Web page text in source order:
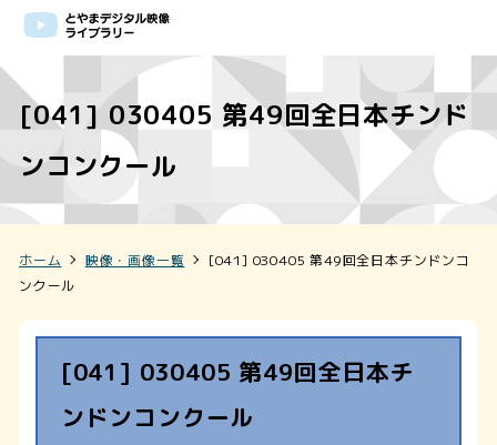
[041] 030405 第49回全日本チンド
ンコンクール
ホーム 映像・画像一覧
[041] 030405 第49回全日本チンドンコ
ンクール
[041] 030405 第49回全日本チ
ンドンコンクール